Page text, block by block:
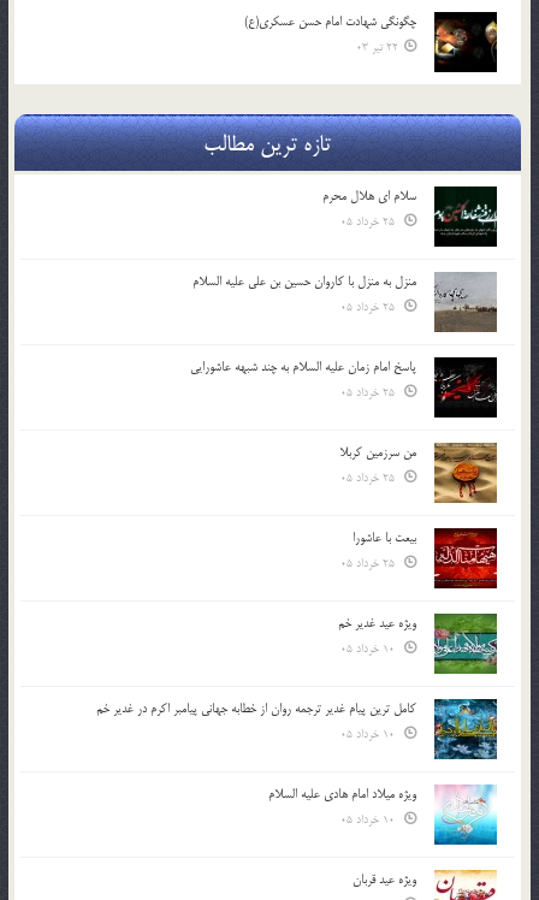
چگونگی شهادت امام حسن عسکری(ع)
22 تیر 03
تازه ترین مطالب
سلام ای هلال محرم
منزل به منزل با کاروان حسین بن علی علیه السلام
پاسخ امام زمان علیه السلام به چند شبهه عاشورایی
من سرزمین کربلا
بیعت با عاشورا
ویژه عید غدیر خم
کامل ترین پیام غدیر ترجمه روان از خطابه جهانی پیامبر اکرم در غدیر خم
ویژه میلاد امام هادی علیه السلام
ویژه عید قربان